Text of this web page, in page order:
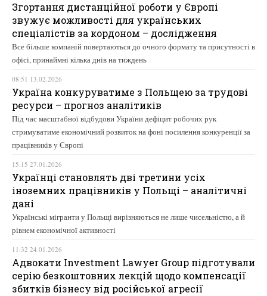
Згортання дистанційної роботи у Європі
звужує можливості для українських
спеціалістів за кордоном – дослідження
Все більше компаній повертаються до очного формату та присутності в
офісі, принаймні кілька днів на тиждень
08:51 13.02.2026
Україна конкуруватиме з Польщею за трудові
ресурси – прогноз аналітиків
Під час масштабної відбудови України дефіцит робочих рук
стримуватиме економічний розвиток на фоні посилення конкуренції за
працівників у Європі
15:15 27.01.2026
Українці становлять дві третини усіх
іноземних працівників у Польщі – аналітичні
дані
Українські мігранти у Польщі вирізняються не лише чисельністю, а й
рівнем економічної активності
11:32 24.01.2026
Адвокати Investment Lawyer Group підготували
серію безкоштовних лекцій щодо компенсації
збитків бізнесу від російської агресії